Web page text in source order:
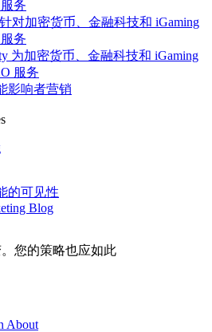
务
对加密货币、金融科技和 iGaming
务
为加密货币、金融科技和 iGaming
服务
影响者营销
的可见性
Blog
您的策略也应如此
About